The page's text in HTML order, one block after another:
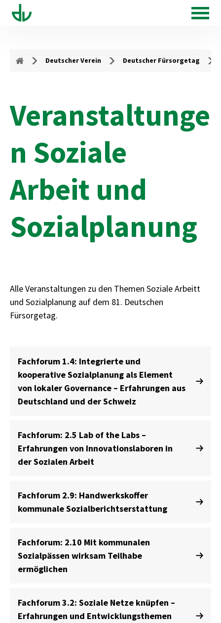
Deutscher Verein Deutscher Fürsorgetag
Veranstaltunge
n Soziale
Arbeit und
Sozialplanung
Alle Veranstaltungen zu den Themen Soziale Arbeitt
und Sozialplanung auf dem 81. Deutschen
Fürsorgetag.
Fachforum 1.4: Integrierte und
kooperative Sozialplanung als Element
von lokaler Governance – Erfahrungen aus
Deutschland und der Schweiz
Fachforum: 2.5 Lab of the Labs –
Erfahrungen von Innovationslaboren in
der Sozialen Arbeit
Fachforum 2.9: Handwerkskoffer
kommunale Sozialberichtserstattung
Fachforum: 2.10 Mit kommunalen
Sozialpässen wirksam Teilhabe
ermöglichen
Fachforum 3.2: Soziale Netze knüpfen –
Erfahrungen und Entwicklungsthemen